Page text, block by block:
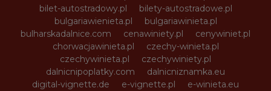
bilet-autostradowy.pl
bilety-autostradowe.pl
bulgariawienieta.pl
bulgariawinieta.pl
bulharskadalnice.com
cenawiniety.pl
cenywiniet.pl
chorwacjawinieta.pl
czechy-winieta.pl
czechywinieta.pl
czechywiniety.pl
dalnicnipoplatky.com
dalnicniznamka.eu
digital-vignette.de
e-vignette.pl
e-winieta.eu